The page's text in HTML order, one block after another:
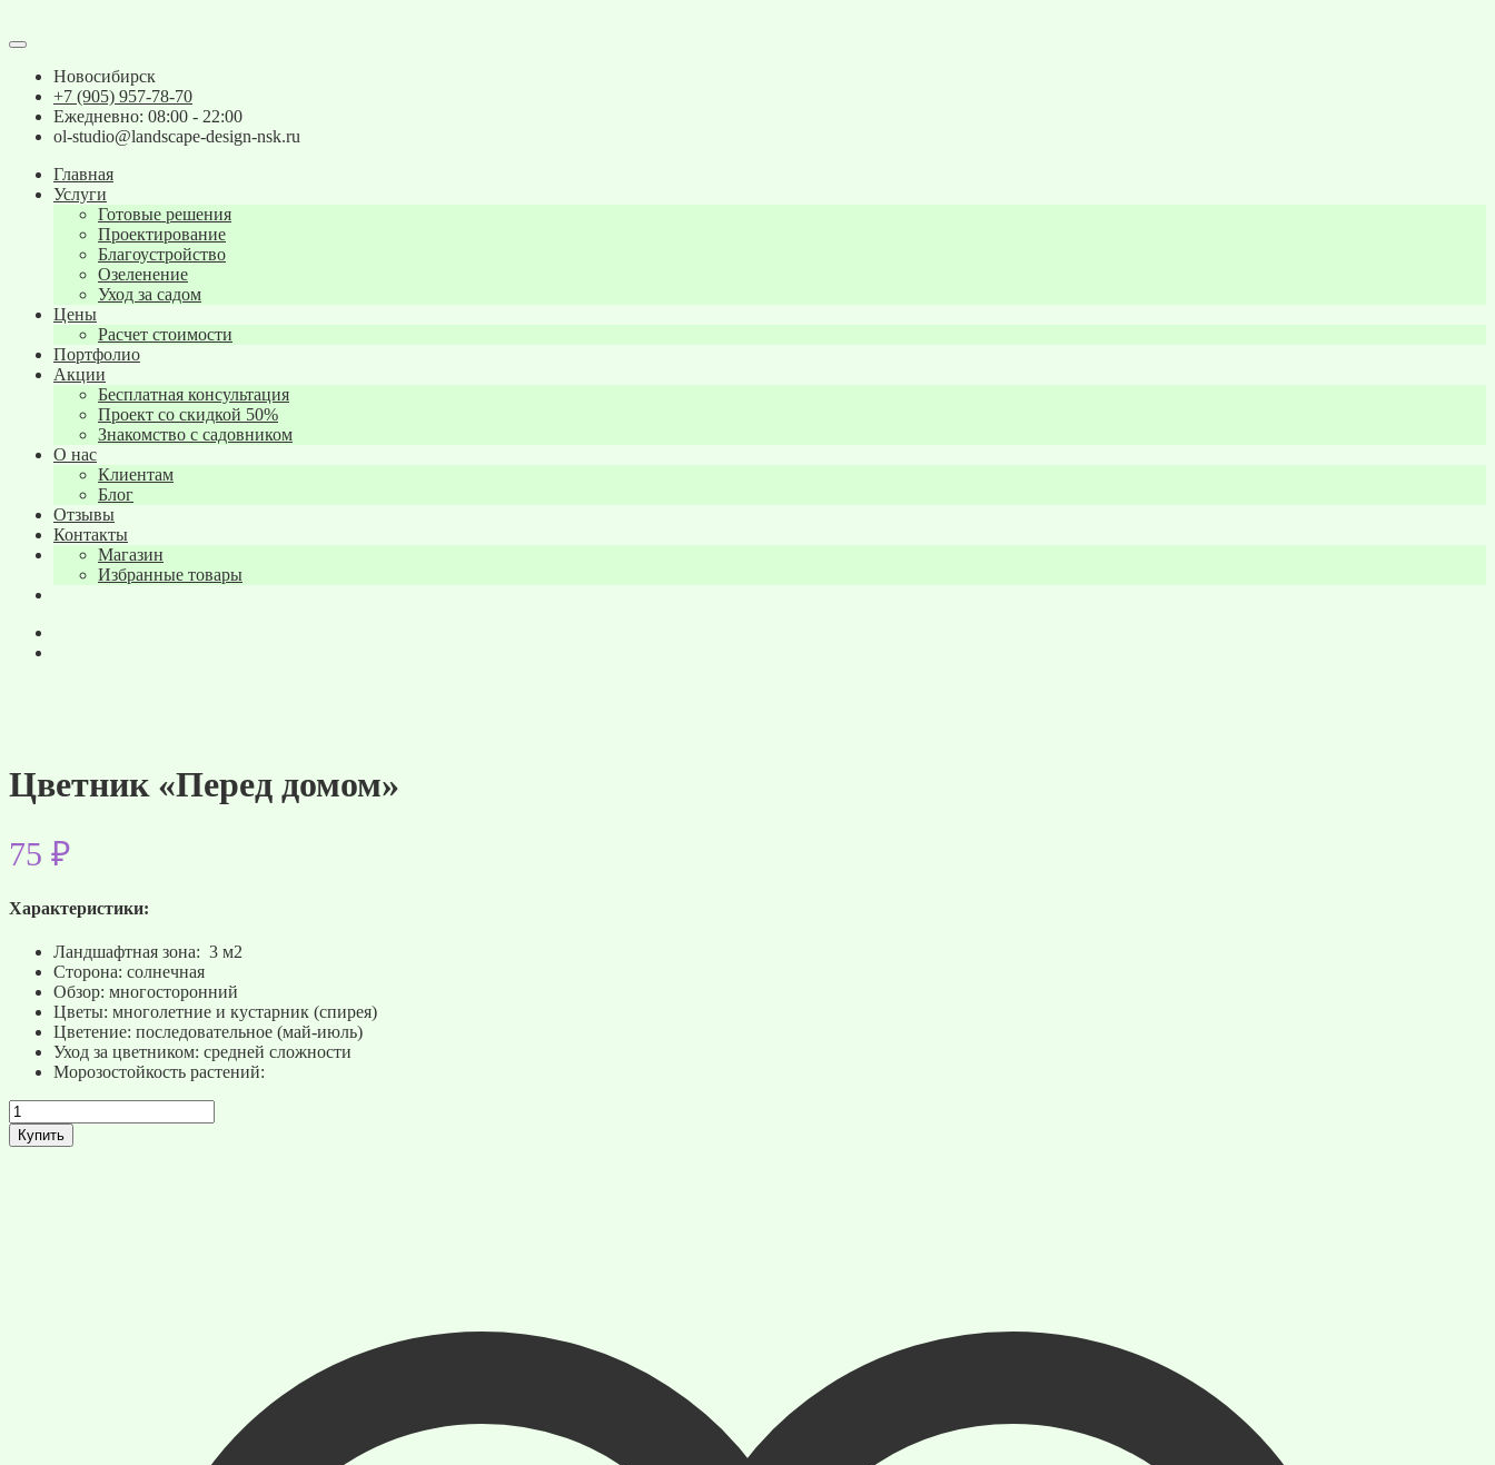
Новосибирск
+7 (905) 957-78-70
Ежедневно: 08:00 - 22:00
ol-studio@landscape-design-nsk.ru
Главная
Услуги
Готовые решения
Проектирование
Благоустройство
Озеленение
Уход за садом
Цены
Расчет стоимости
Портфолио
Акции
Бесплатная консультация
Проект со скидкой 50%
Знакомство с садовником
О нас
Клиентам
Блог
Отзывы
Контакты
Магазин
Избранные товары
Цветник «Перед домом»
75 ₽
Характеристики:
Ландшафтная зона: 3 м2
Сторона: солнечная
Обзор: многосторонний
Цветы: многолетние и кустарник (спирея)
Цветение: последовательное (май-июль)
Уход за цветником: средней сложности
Морозостойкость растений:
Количество
товара
Цветник
Купить